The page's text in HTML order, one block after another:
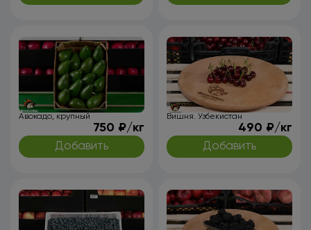
Авокадо, крупный
750 ₽/кг
Добавить
Вишня. Узбекистан
490 ₽/кг
Добавить